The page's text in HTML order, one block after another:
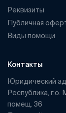
Реквизиты
Публичная
Виды помощи
Контакты
Юридический
Республика, г.о.
помещ. 36